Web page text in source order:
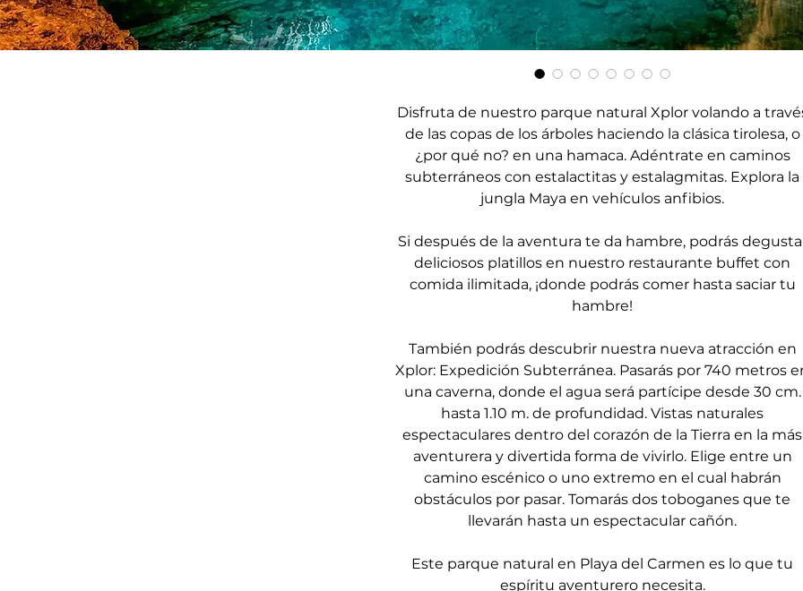
Disfruta de nuestro parque natural Xplor volando a
de las copas de los árboles haciendo la clásica tirolesa, o
¿por qué no? en una hamaca. Adéntrate en caminos
subterráneos con estalactitas y estalagmitas. Explora la
jungla Maya en vehículos anfibios.
Si después de la aventura te da hambre, podrás
deliciosos platillos en nuestro restaurante buffet con
comida ilimitada, ¡donde podrás comer hasta saciar tu
hambre!
También podrás descubrir nuestra nueva atracción en
Xplor: Expedición Subterránea. Pasarás por 740 metros
una caverna, donde el agua será partícipe desde 30 cm.
hasta 1.10 m. de profundidad. Vistas naturales
espectaculares dentro del corazón de la Tierra en la más
aventurera y divertida forma de vivirlo. Elige entre un
camino escénico o uno extremo en el cual habrán
obstáculos por pasar. Tomarás dos toboganes que te
llevarán hasta un espectacular cañón.
Este parque natural en Playa del Carmen es lo que tu
espíritu aventurero necesita.